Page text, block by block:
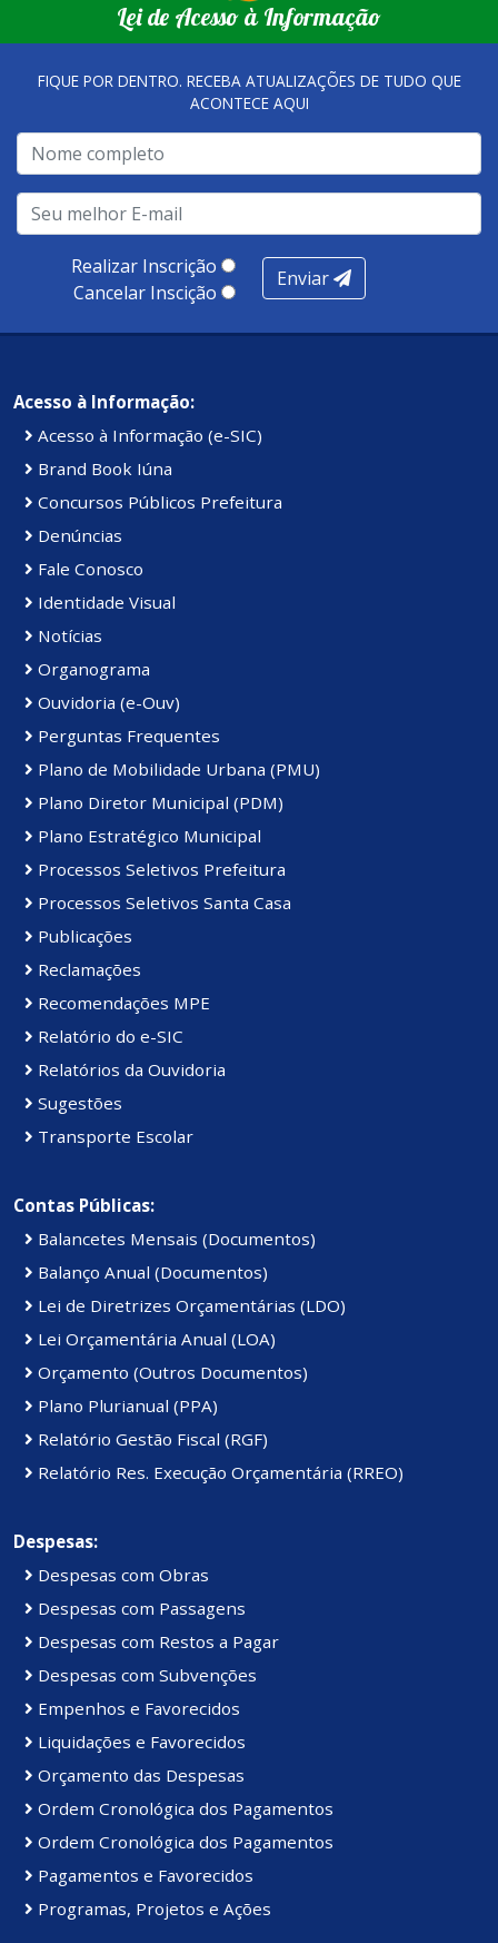
Lei de Acesso à Informação
FIQUE POR DENTRO. RECEBA ATUALIZAÇÕES DE TUDO QUE
ACONTECE AQUI
Realizar Inscrição
Cancelar Inscição
Enviar
Acesso à Informação:
Acesso à Informação (e-SIC)
Brand Book Iúna
Concursos Públicos Prefeitura
Denúncias
Fale Conosco
Identidade Visual
Notícias
Organograma
Ouvidoria (e-Ouv)
Perguntas Frequentes
Plano de Mobilidade Urbana (PMU)
Plano Diretor Municipal (PDM)
Plano Estratégico Municipal
Processos Seletivos Prefeitura
Processos Seletivos Santa Casa
Publicações
Reclamações
Recomendações MPE
Relatório do e-SIC
Relatórios da Ouvidoria
Sugestões
Transporte Escolar
Contas Públicas:
Balancetes Mensais (Documentos)
Balanço Anual (Documentos)
Lei de Diretrizes Orçamentárias (LDO)
Lei Orçamentária Anual (LOA)
Orçamento (Outros Documentos)
Plano Plurianual (PPA)
Relatório Gestão Fiscal (RGF)
Relatório Res. Execução Orçamentária (RREO)
Despesas:
Despesas com Obras
Despesas com Passagens
Despesas com Restos a Pagar
Despesas com Subvenções
Empenhos e Favorecidos
Liquidações e Favorecidos
Orçamento das Despesas
Ordem Cronológica dos Pagamentos
Ordem Cronológica dos Pagamentos
Pagamentos e Favorecidos
Programas, Projetos e Ações